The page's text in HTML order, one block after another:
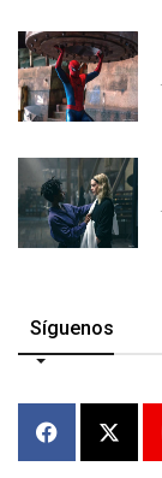
Síguenos